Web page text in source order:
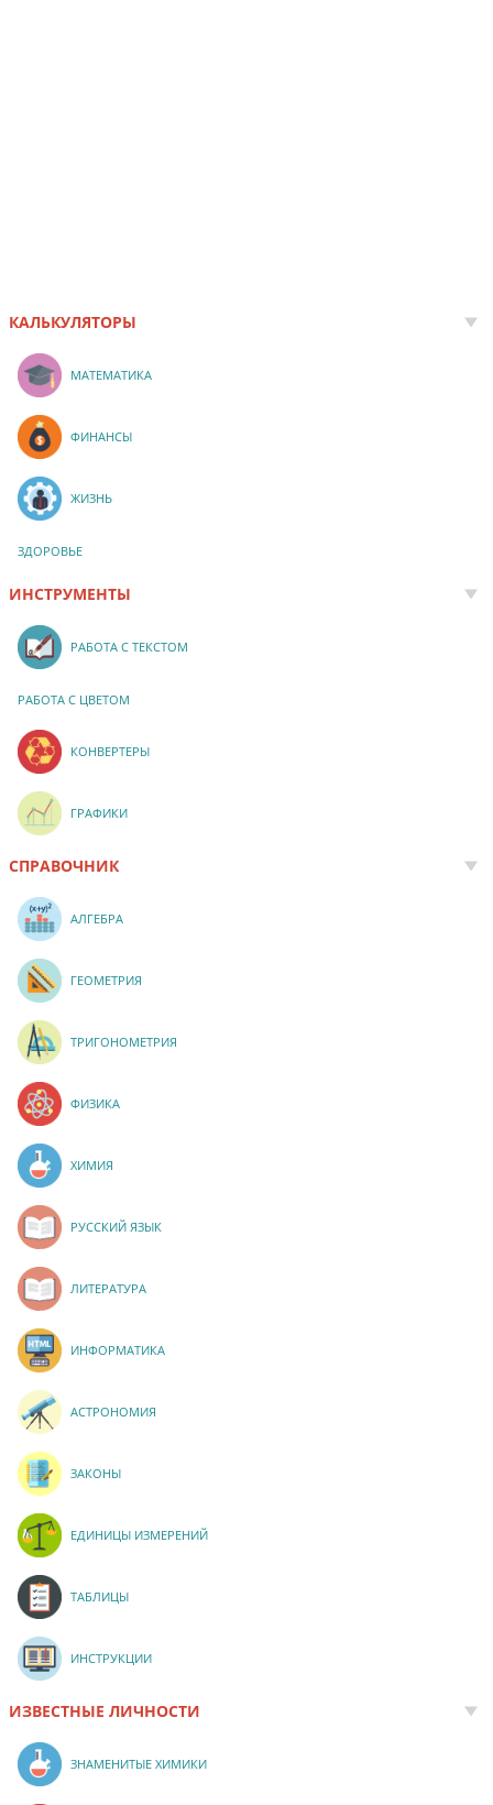
КАЛЬКУЛЯТОРЫ
МАТЕМАТИКА
ФИНАНСЫ
ЖИЗНЬ
ЗДОРОВЬЕ
ИНСТРУМЕНТЫ
РАБОТА С ТЕКСТОМ
РАБОТА С ЦВЕТОМ
КОНВЕРТЕРЫ
ГРАФИКИ
СПРАВОЧНИК
АЛГЕБРА
ГЕОМЕТРИЯ
ТРИГОНОМЕТРИЯ
ФИЗИКА
ХИМИЯ
РУССКИЙ ЯЗЫК
ЛИТЕРАТУРА
ИНФОРМАТИКА
АСТРОНОМИЯ
ЗАКОНЫ
ЕДИНИЦЫ ИЗМЕРЕНИЙ
ТАБЛИЦЫ
ИНСТРУКЦИИ
ИЗВЕСТНЫЕ ЛИЧНОСТИ
ЗНАМЕНИТЫЕ ХИМИКИ